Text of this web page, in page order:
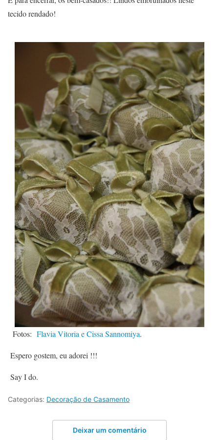
tecido rendado!
Fotos: Flavia Vitoria e Cissa Sannomiya.
Espero gostem, eu adorei !!!
Say I do.
Categorias: Decoração de Casamento
Deixar um comentário